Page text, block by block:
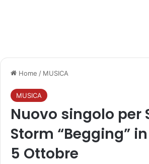
Home / MUSICA
MUSICA
Nuovo singolo per
Storm “Begging”
5 Ottobre